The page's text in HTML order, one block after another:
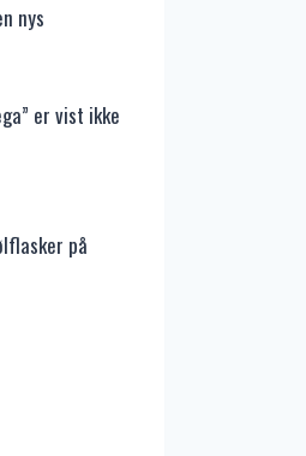
nys
er vist ikke
på